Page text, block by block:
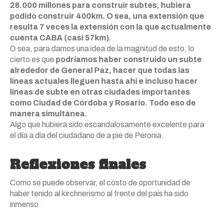
28.000 millones para construir subtes, hubiera
podido construir 400km. O sea, una extensión que
resulta 7 veces la extensión con la que actualmente
cuenta CABA (casi 57km).
O sea, para darnos una idea de la magnitud de esto, lo
cierto es que podríamos haber construido un subte
alrededor de General Paz, hacer que todas las
líneas actuales lleguen hasta ahí e incluso hacer
líneas de subte en otras ciudades importantes
como Ciudad de Córdoba y Rosario. Todo eso de
manera simultánea.
Algo que hubiera sido escandalosamente excelente para
el día a día del ciudadano de a pie de Peronia.
Reflexiones finales
Como se puede observar, el costo de oportunidad de
haber tenido al kirchnerismo al frente del país ha sido
inmenso.